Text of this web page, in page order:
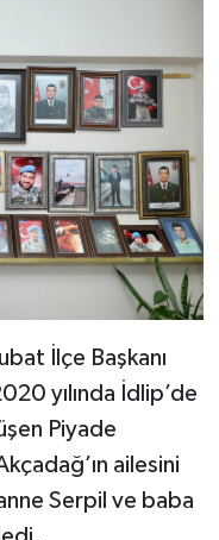
İlçe Başkanı
yılında İdlip’de
Piyade
ailesini
Serpil ve baba